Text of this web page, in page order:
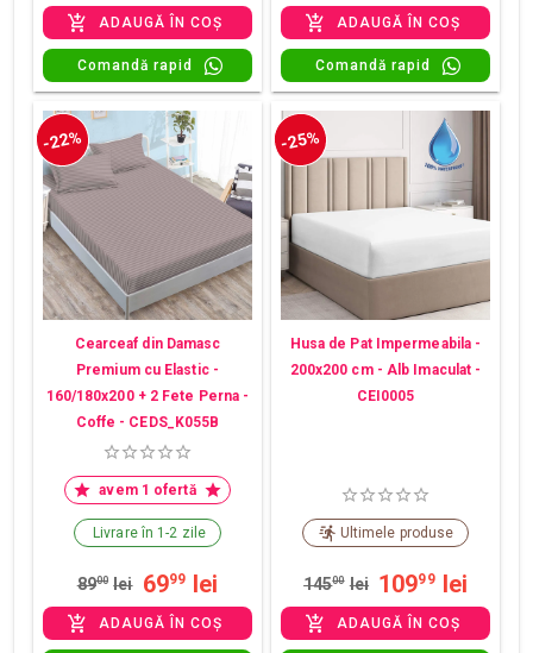
ADAUGĂ ÎN COȘ
Comandă rapid
ADAUGĂ ÎN COȘ
Comandă rapid
-22%
Cearceaf din Damasc
Premium cu Elastic -
160/180x200 + 2 Fete Perna -
Coffe - CEDS_K055B
avem 1 ofertă
Livrare în 1-2 zile
8900 lei 6999 lei
ADAUGĂ ÎN COȘ
-25%
Husa de Pat Impermeabila -
200x200 cm - Alb Imaculat -
CEI0005
Ultimele produse
14500 lei 10999 lei
ADAUGĂ ÎN COȘ